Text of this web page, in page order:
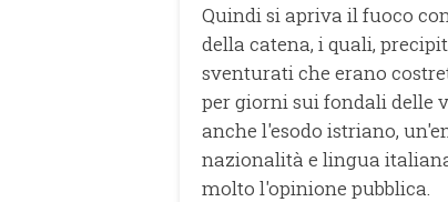
Quindi si apriva il fuoco
della catena, i quali,
sventurati che erano
per giorni sui fondali delle
anche l'esodo istriano,
nazionalità e lingua
molto l'opinione pubblica.